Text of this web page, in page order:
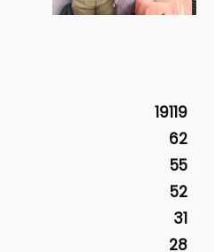
19119
62
55
52
31
28